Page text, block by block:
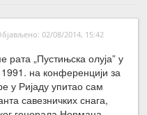
вест
Следећа вест →
02/08/2014, 15:42
рата „Пустињска олуја” у
1991. на конференцији за
у Ријаду упитао сам
савезничких снага,